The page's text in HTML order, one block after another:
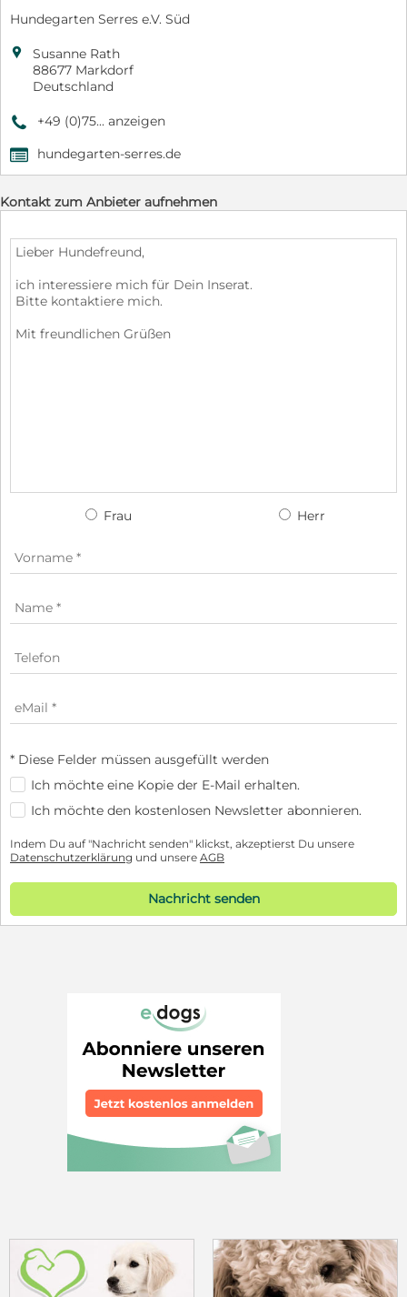
Hundegarten Serres e.V. Süd

Susanne Rath
88677 Markdorf
Deutschland
9 +49 (0)75... anzeigen
, hundegarten-serres.de
Kontakt zum Anbieter aufnehmen
Frau Herr
* Diese Felder müssen ausgefüllt werden
Ich möchte eine Kopie der E-Mail erhalten.
Ich möchte den kostenlosen Newsletter abonnieren.
Indem Du auf "Nachricht senden" klickst, akzeptierst Du unsere
Datenschutzerklärung und unsere AGB
Nachricht senden